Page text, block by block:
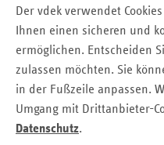
Der vdek verwendet
Ihnen einen sicheren und
ermöglichen. Entscheiden
zulassen möchten. Sie
in der Fußzeile anpassen.
Umgang mit Drittanbieter-
Datenschutz.
gesetzliche Aufgabe der
Jahres gingen bei den
Vielzahl von Anfragen und
Heime oder der Einsatz
Bundeswehr zu
letzten Wochen erheblich
Einschätzung der am